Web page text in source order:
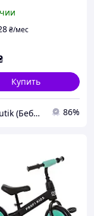
и
колеса
₴/мес
Купить
Baby Butik (Беби Бутик) 86%